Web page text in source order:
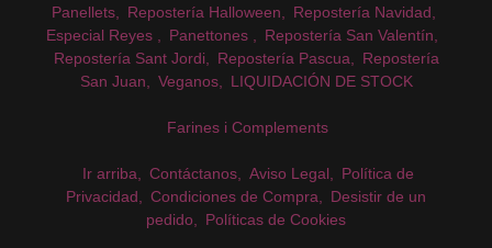
Panellets
Repostería Halloween
Repostería Navidad
Especial Reyes
Panettones
Repostería San Valentín
Repostería Sant Jordi
Repostería Pascua
Repostería
San Juan
Veganos LIQUIDACIÓN DE STOCK
Farines i Complements
Ir arriba Contáctanos Aviso Legal
Política de
Privacidad
Condiciones de Compra
Desistir de un
pedido
Políticas de Cookies